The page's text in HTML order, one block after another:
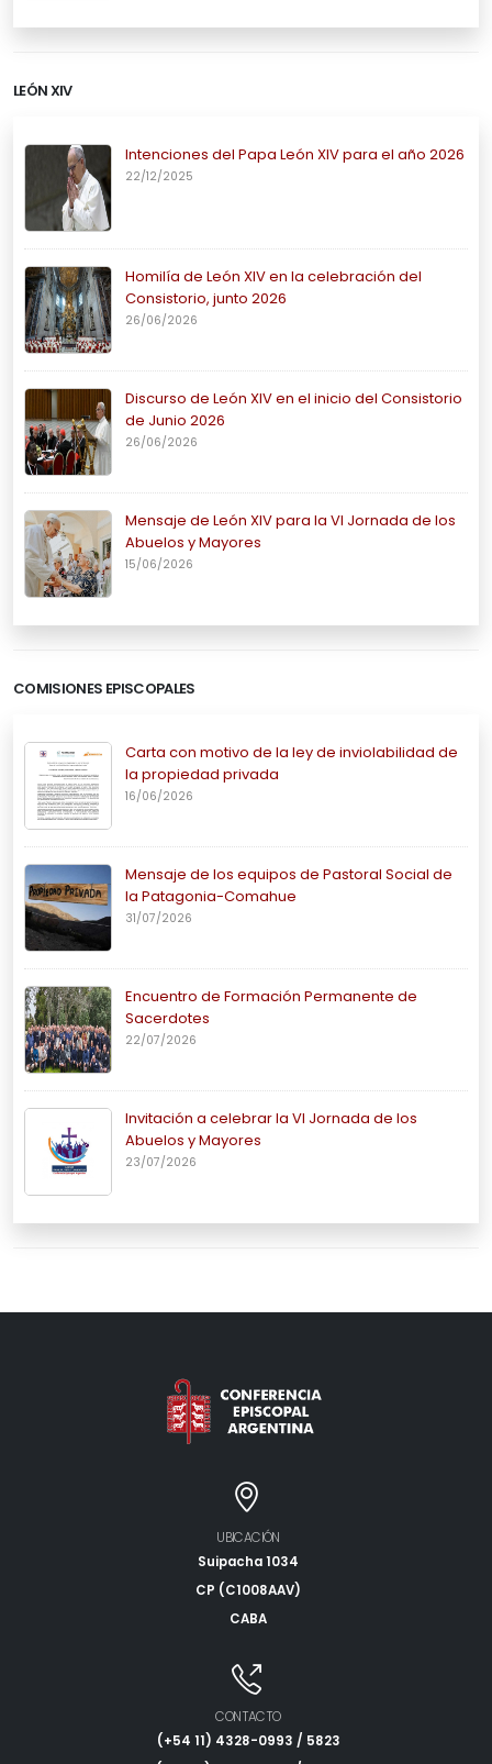
LEÓN XIV
Intenciones del Papa León XIV para el año 2026
22/12/2025
Homilía de León XIV en la celebración del
Consistorio, junto 2026
26/06/2026
Discurso de León XIV en el inicio del Consistorio
de Junio 2026
26/06/2026
Mensaje de León XIV para la VI Jornada de los
Abuelos y Mayores
15/06/2026
COMISIONES EPISCOPALES
Carta con motivo de la ley de inviolabilidad de
la propiedad privada
16/06/2026
Mensaje de los equipos de Pastoral Social de
la Patagonia-Comahue
31/07/2026
Encuentro de Formación Permanente de
Sacerdotes
22/07/2026
Invitación a celebrar la VI Jornada de los
Abuelos y Mayores
23/07/2026
UBICACIÓN
Suipacha 1034
CP (C1008AAV)
CABA
CONTACTO
(+54 11) 4328-0993 / 5823